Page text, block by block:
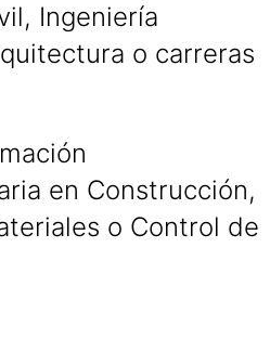
Ingeniería
o carreras
en Construcción,
o Control de